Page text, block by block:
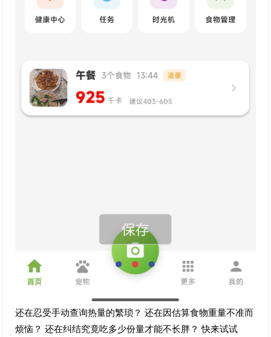
还在忍受手动查询热量的繁琐？ 还在因估算食物重量不准而
烦恼？ 还在纠结究竟吃多少份量才能不长胖？ 快来试试